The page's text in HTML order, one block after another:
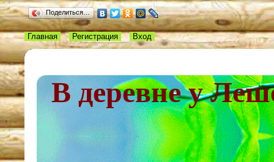
Поделиться…
В деревне у
Главная Регистрация Вход